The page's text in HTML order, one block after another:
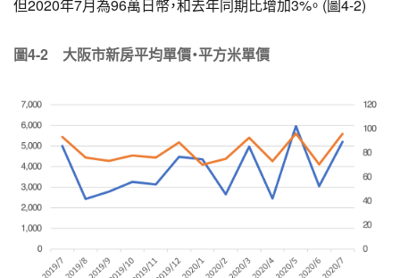
但2020年7月為96萬日幣，和去年同期比增加3%。 (圖4-2)
圖4-2 大阪市新房平均單價・平方米單價